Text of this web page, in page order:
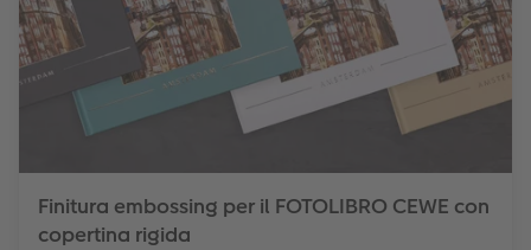
Finitura embossing per il FOTOLIBRO CEWE con
copertina rigida